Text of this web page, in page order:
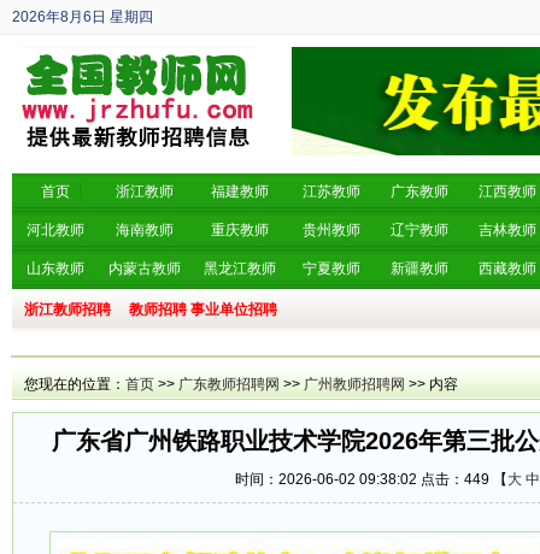
2026年8月6日 星期四
丙午年 六月廿四
首页 浙江教师 福建教师 江苏教师 广东教师 江西教师
河北教师 海南教师 重庆教师 贵州教师 辽宁教师 吉林教师
山东教师 内蒙古教师 黑龙江教师 宁夏教师 新疆教师 西藏教师
浙江教师招聘 教师招聘 事业单位招聘
您现在的位置： 首页 >> 广东教师招聘网 >> 广州教师招聘网 >> 内容
广东省广州铁路职业技术学院2026年第三批
时间：2026-06-02 09:38:02 点击： 449 【 大 中